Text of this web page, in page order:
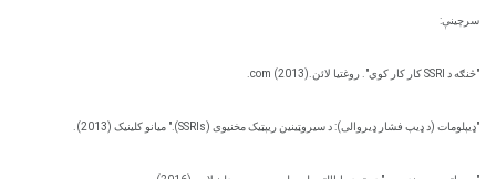
سرچینې:
"څنګه د SSRI کار کار کوي". روغتیا لائن.com (2013).
"ډیپلومات (د ډیپ فشار ډیروالی): د سیروټینین ریپټیک مخنیوی (SSRIs)." میانو کلینیک (2013).